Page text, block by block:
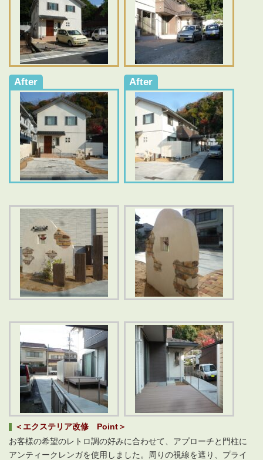
After After
＜エクステリア改修 Point＞
お客様の希望のレトロ調の好みに合わせて、アプローチと門柱に
アンティークレンガを使用しました。周りの視線を遮り、プライ